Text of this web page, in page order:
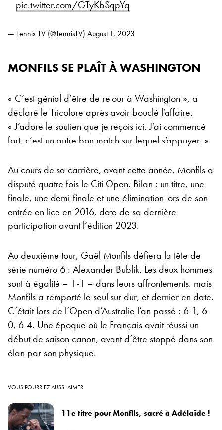
pic.twitter.com/GTyKbSqpYq
— Tennis TV (@TennisTV) August 1, 2023
MONFILS SE PLAÎT À WASHINGTON
« C’est génial d’être de retour à Washington », a
déclaré le Tricolore après avoir bouclé l’affaire.
« J’adore le soutien que je reçois ici. J’ai commencé
fort, c’est un autre bon match sur lequel s’appuyer. »
Au cours de sa carrière, avant cette année, Monfils a
disputé quatre fois le Citi Open. Bilan : un titre, une
finale, une demi-finale et une élimination lors de son
entrée en lice en 2016, date de sa dernière
participation avant l’édition 2023.
Au deuxième tour, Gaël Monfils défiera la tête de
série numéro 6 : Alexander Bublik. Les deux hommes
sont à égalité – 1-1 – dans leurs affrontements, mais
Monfils a remporté le seul sur dur, et dernier en date.
C’était lors de l’Open d’Australie l’an passé : 6-1, 6-
0, 6-4. Une époque où le Français avait réussi un
début de saison canon, avant d’être stoppé dans son
élan par son physique.
VOUS POURRIEZ AUSSI AIMER
11e titre pour Monfils, sacré à Adélaïde !